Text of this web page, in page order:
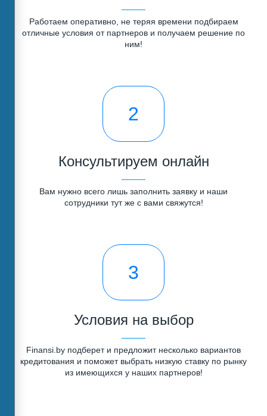
Работаем оперативно, не теряя времени подбираем
отличные условия от партнеров и получаем решение по
ним!
2
Консультируем онлайн
Вам нужно всего лишь заполнить заявку и наши
сотрудники тут же с вами свяжутся!
3
Условия на выбор
Finansi.by подберет и предложит несколько вариантов
кредитования и поможет выбрать низкую ставку по рынку
из имеющихся у наших партнеров!